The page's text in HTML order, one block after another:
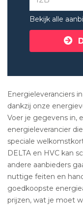
Bekijk alle
Energieleveranciers
dankzij onze
Voer je gegevens in,
energieleverancier
speciale
DELTA en HVC kan
andere aanbieders
nuttige feiten en
goedkoopste
prijzen, wat je moet